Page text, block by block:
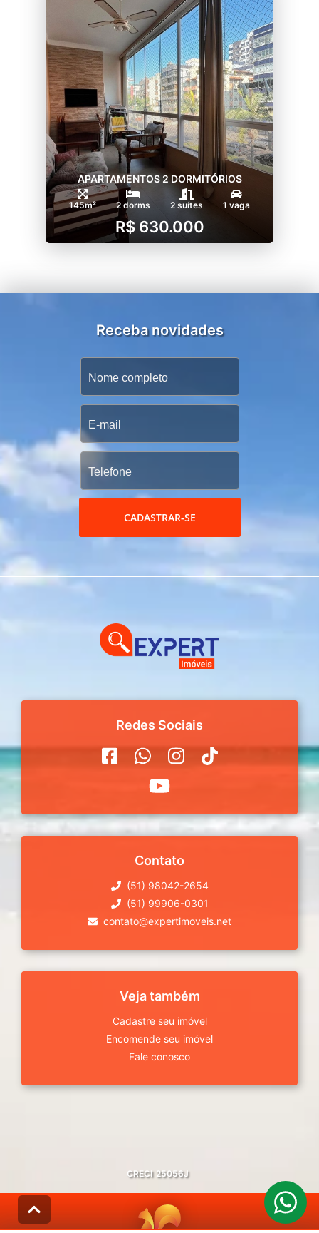
APARTAMENTOS 2 DORMITÓRIOS
145m² 2 dorms 2 suítes 1 vaga
R$ 630.000
Receba novidades
CADASTRAR-SE
Redes Sociais
Contato
(51) 98042-2654
(51) 99906-0301
contato@expertimoveis.net
Veja também
Cadastre seu imóvel
Encomende seu imóvel
Fale conosco
CRECI 25056J